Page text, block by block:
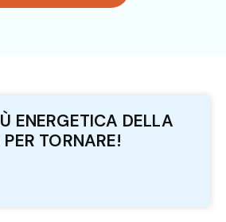
ENERGETICA DELLA
TORNARE!